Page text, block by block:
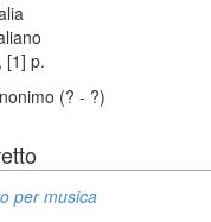
[1] p.
(? - ?)
per musica